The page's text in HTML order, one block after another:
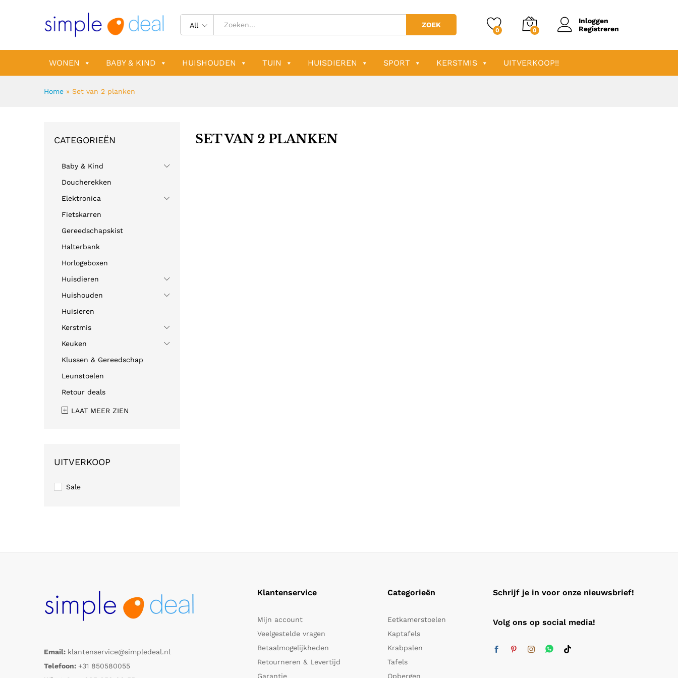
All ZOEK
0 0
Inloggen
Registreren
WONEN BABY & KIND HUISHOUDEN TUIN HUISDIEREN SPORT KERSTMIS UITVERKOOP!!
Home » Set van 2 planken
SET VAN 2 PLANKEN
CATEGORIEËN
Baby & Kind
Doucherekken
Elektronica
Fietskarren
Gereedschapskist
Halterbank
Horlogeboxen
Huisdieren
Huishouden
Huisieren
Kerstmis
Keuken
Klussen & Gereedschap
Leunstoelen
Retour deals
LAAT MEER ZIEN
UITVERKOOP
Sale
Email: klantenservice@simpledeal.nl
Telefoon: +31 850580055
Klantenservice
Mijn account
Veelgestelde vragen
Betaalmogelijkheden
Retourneren & Levertijd
Garantie
Categorieën
Eetkamerstoelen
Kaptafels
Krabpalen
Tafels
Opbergen
Schrijf je in voor onze nieuwsbrief!
Volg ons op social media!